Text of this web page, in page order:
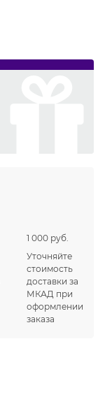
1 000 руб.
Уточняйте
стоимость
доставки за
МКАД при
оформлении
заказа